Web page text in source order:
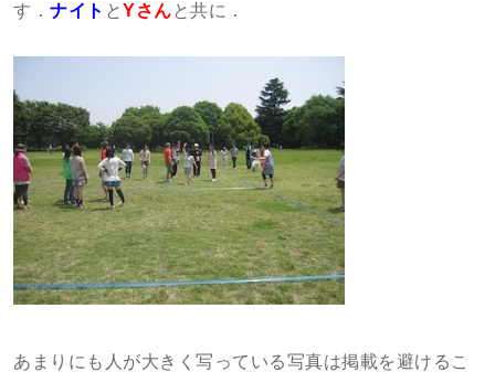
す． ナイト とYさん と共に．
あまりにも人が大きく写っている写真は掲載を避けるこ